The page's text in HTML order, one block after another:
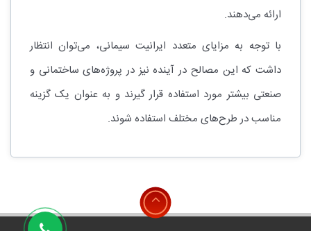
ارائه می‌دهند.
با توجه به مزایای متعدد ایرانیت سیمانی، می‌توان انتظار
داشت که این مصالح در آینده نیز در پروژه‌های ساختمانی و
صنعتی بیشتر مورد استفاده قرار گیرند و به عنوان یک گزینه
مناسب در طرح‌های مختلف استفاده شوند.